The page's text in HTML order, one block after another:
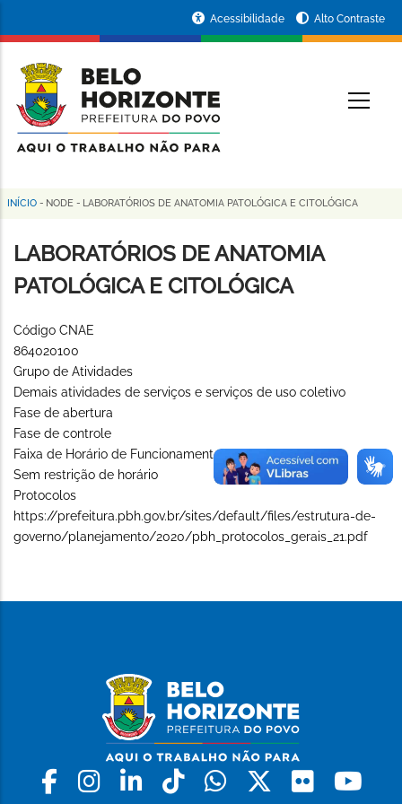
conteúdo
principal
da
Prefeitura
de
Horizonte
Acessibilidade Alto Contraste
Trilha
de
navegação
INÍCIO - NODE - LABORATÓRIOS DE ANATOMIA PATOLÓGICA E CITOLÓGICA
LABORATÓRIOS DE ANATOMIA
PATOLÓGICA E CITOLÓGICA
Código CNAE
864020100
Grupo de Atividades
Demais atividades de serviços e serviços de uso coletivo
Fase de abertura
Fase de controle
Faixa de Horário de Funcionamento (Long)
Sem restrição de horário
Protocolos
https://prefeitura.pbh.gov.br/sites/default/files/estrutura-de-
governo/planejamento/2020/pbh_protocolos_gerais_21.pdf
Facebook
Instagram
LinkedinTiktokWhatsapp
X Flickr